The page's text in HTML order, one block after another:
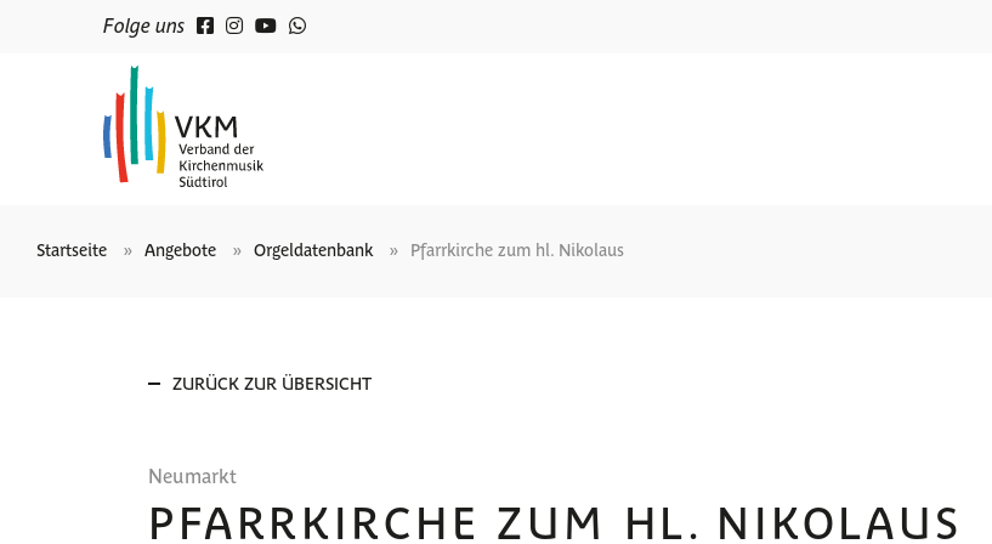
Folge uns
Startseite Angebote Orgeldatenbank Pfarrkirche zum hl. Nikolaus
ZURÜCK ZUR ÜBERSICHT
Neumarkt
PFARRKIRCHE ZUM HL. NIKOLAUS